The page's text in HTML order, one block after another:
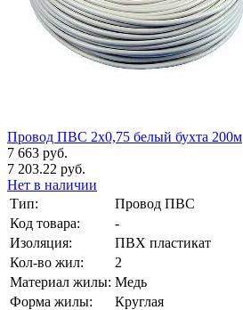
Провод ПВС 2х0,75 белый бухта 200м
7 663 руб.
7 203.22 руб.
Нет в наличии
Тип:
Провод ПВС
Код товара:
-
Изоляция:
ПВХ пластикат
Кол-во жил:
2
Материал жилы: Медь
Форма жилы:
Круглая